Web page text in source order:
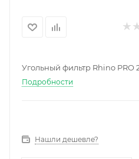
Угольный фильтр Rhino PRO
Подробности
Нашли дешевле?